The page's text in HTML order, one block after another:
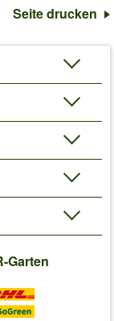
Seite drucken
Garten